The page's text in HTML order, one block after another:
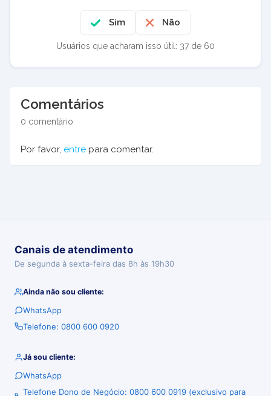
Sim Não
Usuários que acharam isso útil: 37 de 60
Comentários
0 comentário
Por favor, entre para comentar.
Canais de atendimento
De segunda à sexta-feira das 8h às 19h30
Ainda não sou cliente:
WhatsApp
Telefone: 0800 600 0920
Já sou cliente:
WhatsApp
Telefone Dono de Negócio: 0800 600 0919 (exclusivo para